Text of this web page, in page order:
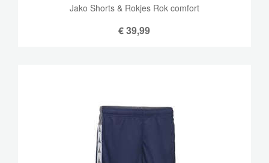
Jako Shorts & Rokjes Rok comfort
€39,99